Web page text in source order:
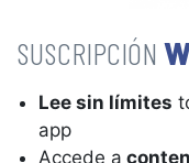
Lee sin límites
app
Accede a